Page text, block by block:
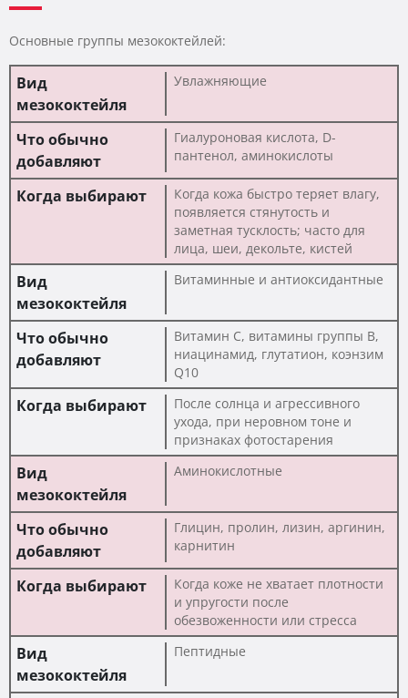
Основные группы мезококтейлей:
Увлажняющие
Гиалуроновая кислота, D-
пантенол, аминокислоты
Когда кожа быстро теряет влагу,
появляется стянутость и
заметная тусклость; часто для
лица, шеи, декольте, кистей
Витаминные и антиоксидантные
Витамин C, витамины группы B,
ниацинамид, глутатион, коэнзим
Q10
После солнца и агрессивного
ухода, при неровном тоне и
признаках фотостарения
Аминокислотные
Глицин, пролин, лизин, аргинин,
карнитин
Когда коже не хватает плотности
и упругости после
обезвоженности или стресса
Пептидные